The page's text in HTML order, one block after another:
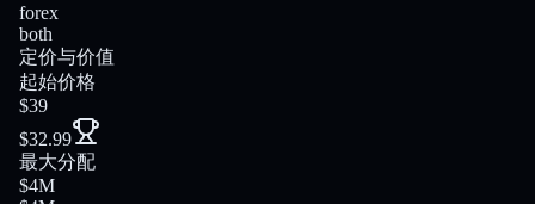
forex
both
定价与价值
起始价格
$39
$32.99
最大分配
$4M